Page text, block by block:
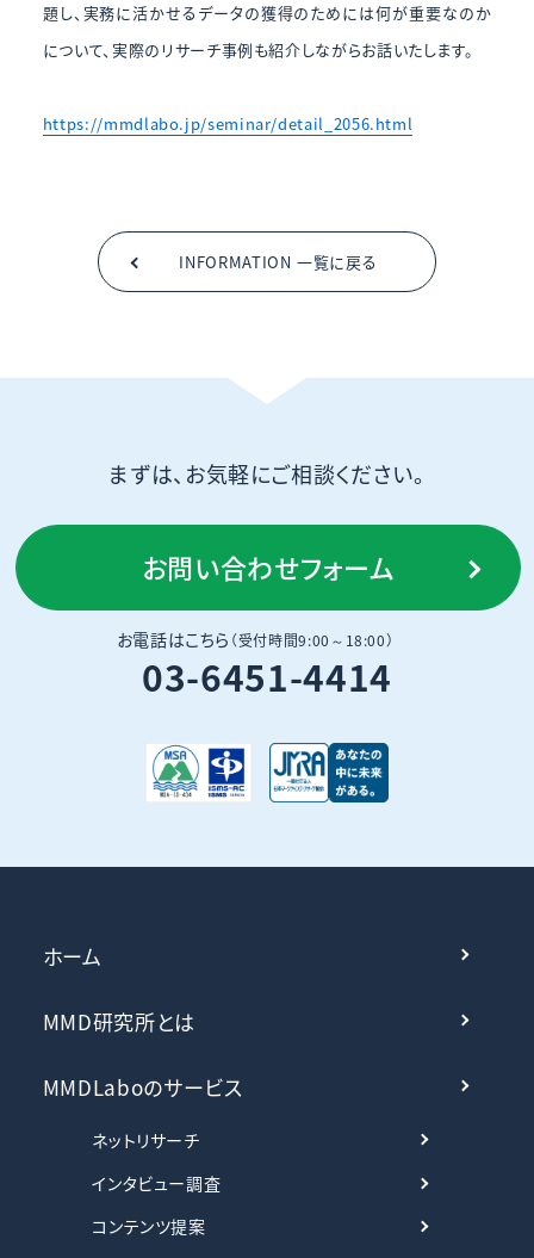
題し、実務に活かせるデータの獲得のためには何が重要なのか
について、実際のリサーチ事例も紹介しながらお話いたします。
https://mmdlabo.jp/seminar/detail_2056.html
INFORMATION 一覧に戻る
まずは、お気軽にご相談ください。
お問い合わせフォーム
お電話はこちら （受付時間9:00～18:00）
03-6451-4414
ホーム
MMD研究所とは
MMDLaboのサービス
ネットリサーチ
インタビュー調査
コンテンツ提案